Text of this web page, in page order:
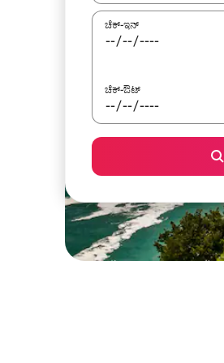
ಚೆಕ್-ಇನ್
ಚೆಕ್-ಔಟ್